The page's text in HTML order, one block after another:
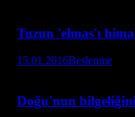
Tuzun 'elmas'ı
15.01.2016Beslenme
Doğu'nun bilgeliğini